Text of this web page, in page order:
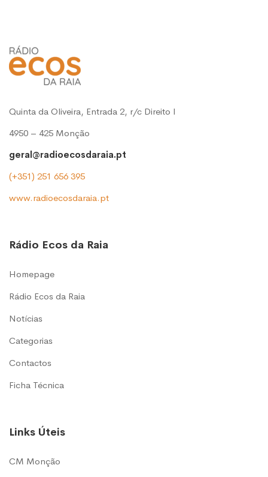
Quinta da Oliveira, Entrada 2, r/c Direito l
4950 – 425 Monção
geral@radioecosdaraia.pt
(+351) 251 656 395
www.radioecosdaraia.pt
Rádio Ecos da Raia
Homepage
Rádio Ecos da Raia
Notícias
Categorias
Contactos
Ficha Técnica
Links Úteis
CM Monção